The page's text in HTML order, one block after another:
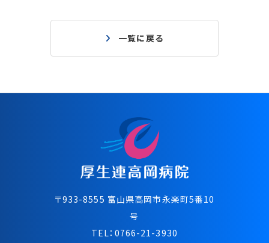
一覧に戻る
〒933-8555 富⼭県⾼岡市永楽町5番10
号
TEL： 0766-21-3930